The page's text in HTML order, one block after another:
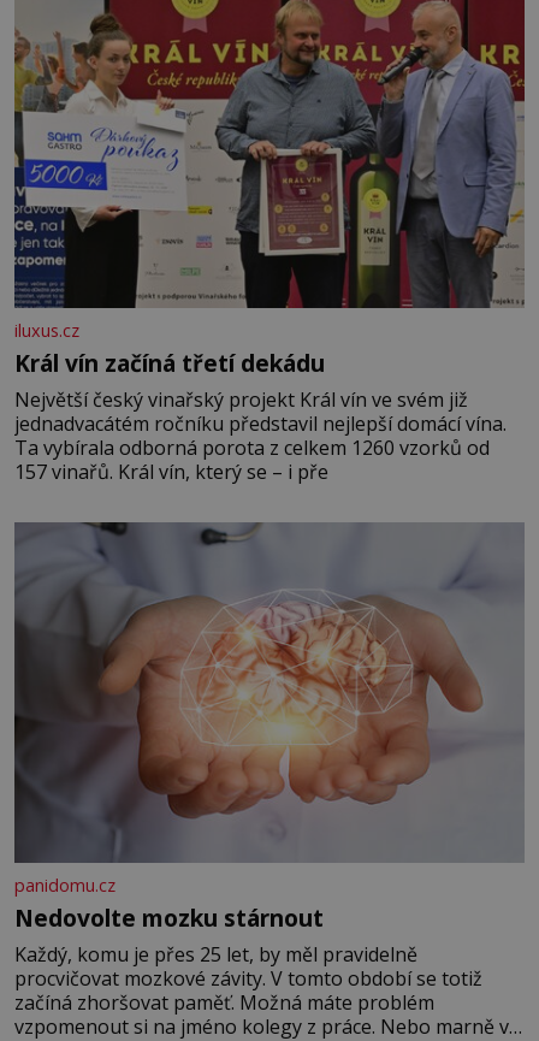
iluxus.cz
Král vín začíná třetí dekádu
Největší český vinařský projekt Král vín ve svém již
jednadvacátém ročníku představil nejlepší domácí vína.
Ta vybírala odborná porota z celkem 1260 vzorků od
157 vinařů. Král vín, který se – i pře
panidomu.cz
Nedovolte mozku stárnout
Každý, komu je přes 25 let, by měl pravidelně
procvičovat mozkové závity. V tomto období se totiž
začíná zhoršovat paměť. Možná máte problém
vzpomenout si na jméno kolegy z práce. Nebo marně v